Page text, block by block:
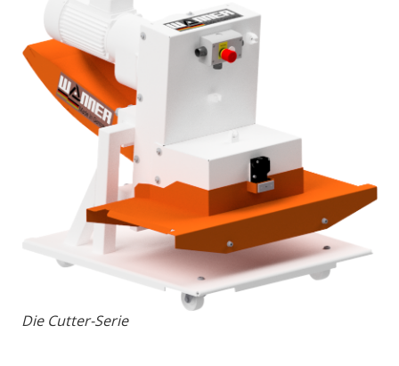
Die Cutter-Serie